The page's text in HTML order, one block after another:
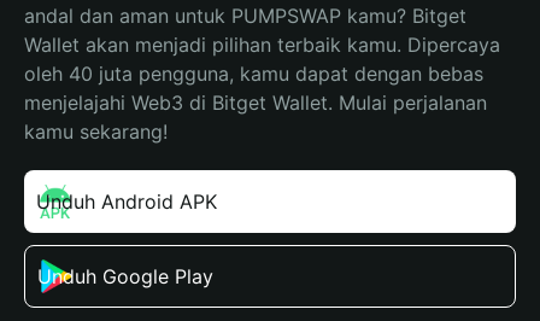
andal dan aman untuk PUMPSWAP kamu? Bitget
Wallet akan menjadi pilihan terbaik kamu. Dipercaya
oleh 40 juta pengguna, kamu dapat dengan bebas
menjelajahi Web3 di Bitget Wallet. Mulai perjalanan
kamu sekarang!
Unduh Android APK
Unduh Google Play